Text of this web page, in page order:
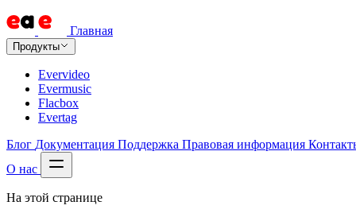
Главная
Продукты
Evervideo
Evermusic
Flacbox
Evertag
Блог Документация Поддержка Правовая информация
О нас
На этой странице